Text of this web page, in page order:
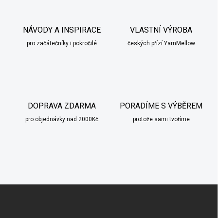
NÁVODY A INSPIRACE
pro začátečníky i pokročilé
VLASTNÍ VÝROBA
českých přízí YarnMellow
DOPRAVA ZDARMA
pro objednávky nad 2000Kč
PORADÍME S VÝBĚREM
protože sami tvoříme